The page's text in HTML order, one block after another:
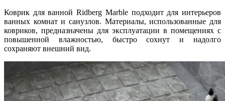
Коврик для ванной Ridberg Marble подходит для интерьеров
ванных комнат и санузлов. Материалы, использованные для
ковриков, предназначены для эксплуатации в помещениях с
повышенной влажностью, быстро сохнут и надолго
сохраняют внешний вид.